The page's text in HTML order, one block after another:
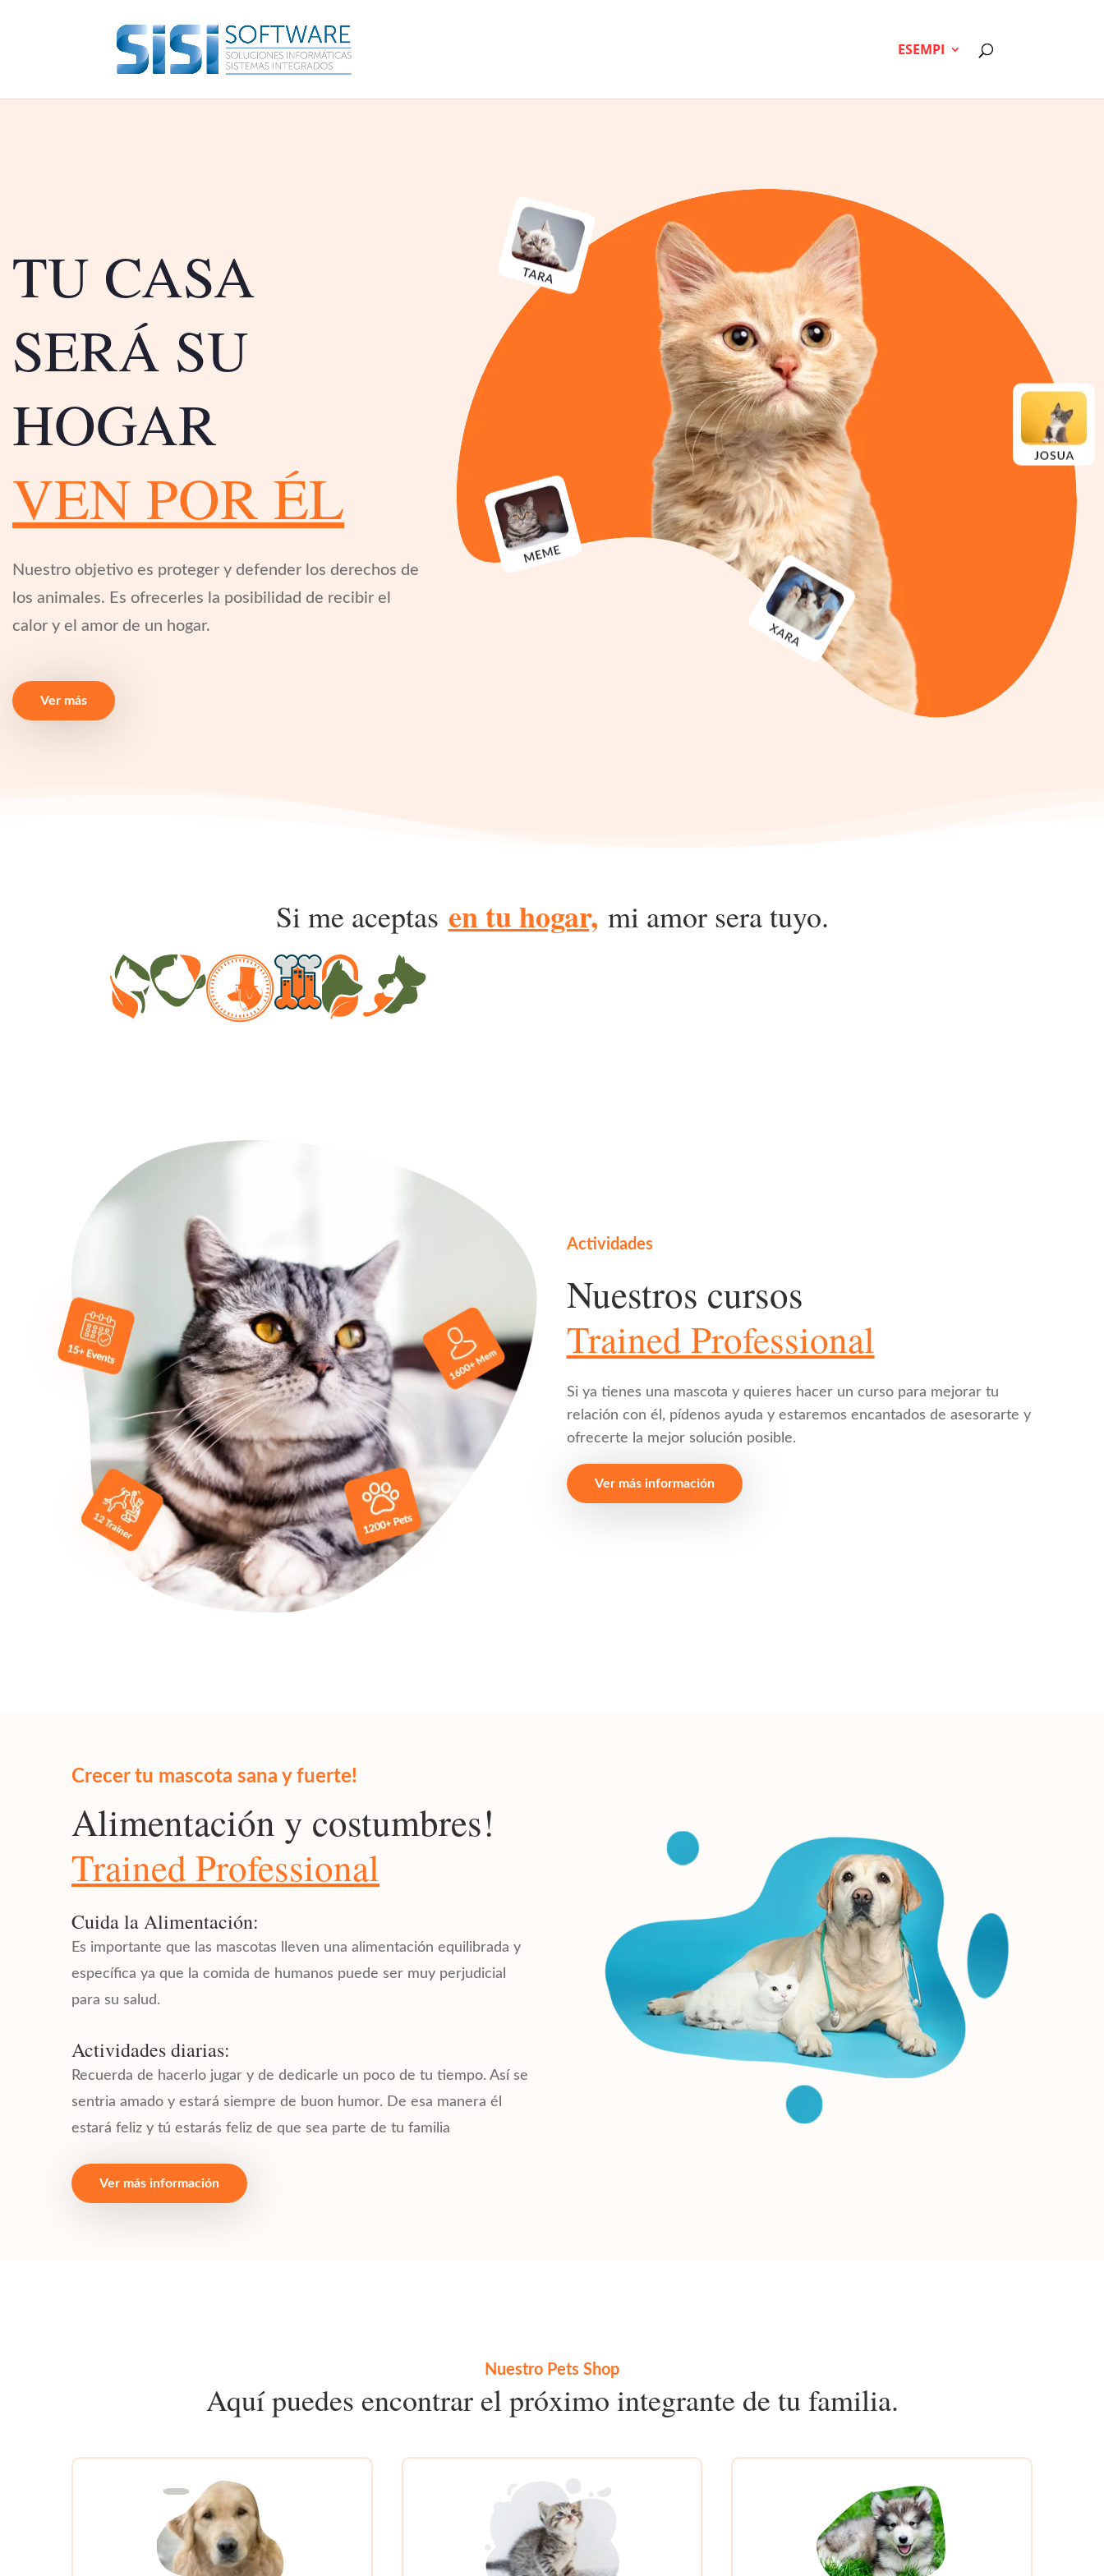
ESEMPI
TU CASA
SERÁ SU
HOGAR
VEN POR ÉL
Nuestro objetivo es proteger y defender los derechos de
los animales. Es ofrecerles la posibilidad de recibir el
calor y el amor de un hogar.
Ver más
Si me aceptas en tu hogar, mi amor sera tuyo.
Actividades
Nuestros cursos
Trained Professional
Si ya tienes una mascota y quieres hacer un curso para mejorar tu
relación con él, pídenos ayuda y estaremos encantados de asesorarte y
ofrecerte la mejor solución posible.
Ver más información
Crecer tu mascota sana y fuerte!
Alimentación y costumbres!
Trained Professional
Cuida la Alimentación:
Es importante que las mascotas lleven una alimentación equilibrada y
específica ya que la comida de humanos puede ser muy perjudicial
para su salud.
Actividades diarias:
Recuerda de hacerlo jugar y de dedicarle un poco de tu tiempo. Así se
sentria amado y estará siempre de buon humor. De esa manera él
estará feliz y tú estarás feliz de que sea parte de tu familia
Ver más información
Nuestro Pets Shop
Aquí puedes encontrar el próximo integrante de tu familia.